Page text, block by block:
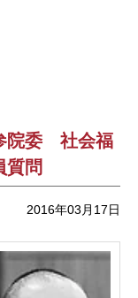
院委 社会福
質問
2016年03月17日